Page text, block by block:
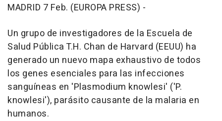
MADRID 7 Feb. (EUROPA PRESS) -
Un grupo de investigadores de la Escuela de
Salud Pública T.H. Chan de Harvard (EEUU) ha
generado un nuevo mapa exhaustivo de todos
los genes esenciales para las infecciones
sanguíneas en 'Plasmodium knowlesi' ('P.
knowlesi'), parásito causante de la malaria en
humanos.